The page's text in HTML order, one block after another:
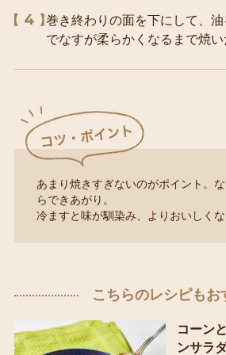
4
巻き終わりの面を下にして、
でなすが柔らかくなるまで焼い
あまり焼きすぎないのがポイント。
らできあがり。
冷ますと味が馴染み、よりおいしくな
こちらのレシピもお
コーン
ンサラ